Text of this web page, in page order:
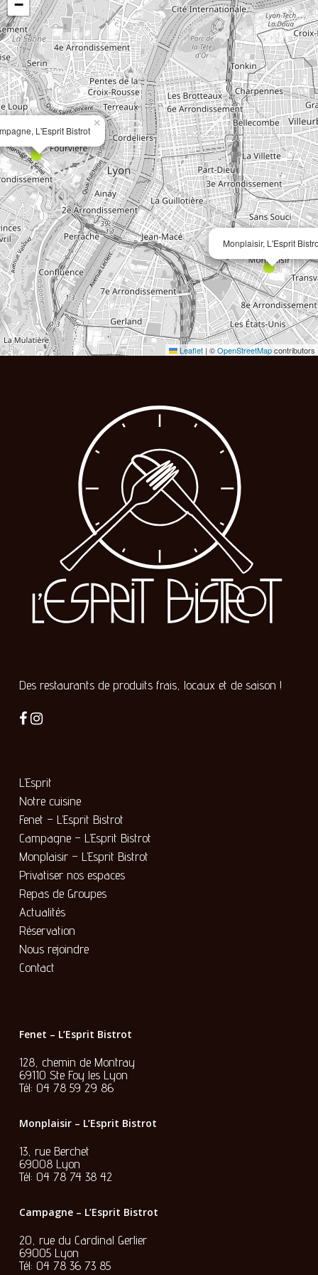
Monplaisir, L'Esprit
L'Esprit Bistrot
×
−
Leaflet | ©OpenStreetMapcontributors
Des restaurants de produits frais, locaux et de saison !
L’Esprit
Notre cuisine
Fenet – L’Esprit Bistrot
Campagne – L’Esprit Bistrot
Monplaisir – L’Esprit Bistrot
Privatiser nos espaces
Repas de Groupes
Actualités
Réservation
Nous rejoindre
Contact
Fenet – L’Esprit Bistrot
128, chemin de Montray
69110 Ste Foy les Lyon
Tél: 04 78 59 29 86
Monplaisir – L’Esprit Bistrot
13, rue Berchet
69008 Lyon
Tél: 04 78 74 38 42
Campagne – L’Esprit Bistrot
20, rue du Cardinal Gerlier
69005 Lyon
Tél: 04 78 36 73 85